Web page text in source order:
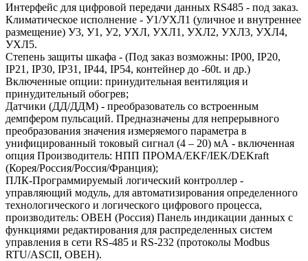
Интерфейс для цифровой передачи данных RS485 - под заказ.
Климатическое исполнение - У1/УХЛ1 (уличное и внутреннее
размещение) У3, У1, У2, УХЛ, УХЛ1, УХЛ2, УХЛ3, УХЛ4,
УХЛ5.
Степень защиты шкафа - (Под заказ возможны: IP00, IP20,
IP21, IP30, IP31, IP44, IP54, контейнер до -60t. и др.)
Включенные опции: принудительная вентиляция и
принудительный обогрев;
Датчики (ДД/ДДМ) - преобразователь со встроенным
демпфером пульсаций. Предназначены для непрерывного
преобразования значения измеряемого параметра в
унифицированный токовый сигнал (4 – 20) мА - включенная
опция Производитель: НПП ПРОМА/EKF/IEK/DEKraft
(Корея/Россия/Россия/Франция);
ПЛК-Программируемый логический контроллер -
управляющий модуль, для автоматизирования определенного
технологического и логического цифрового процесса,
производитель: ОВЕН (Россия) Панель индикации данных с
функциями редактирования для распределенных систем
управления в сети RS-485 и RS-232 (протоколы Modbus
RTU/ASCII, ОВЕН).